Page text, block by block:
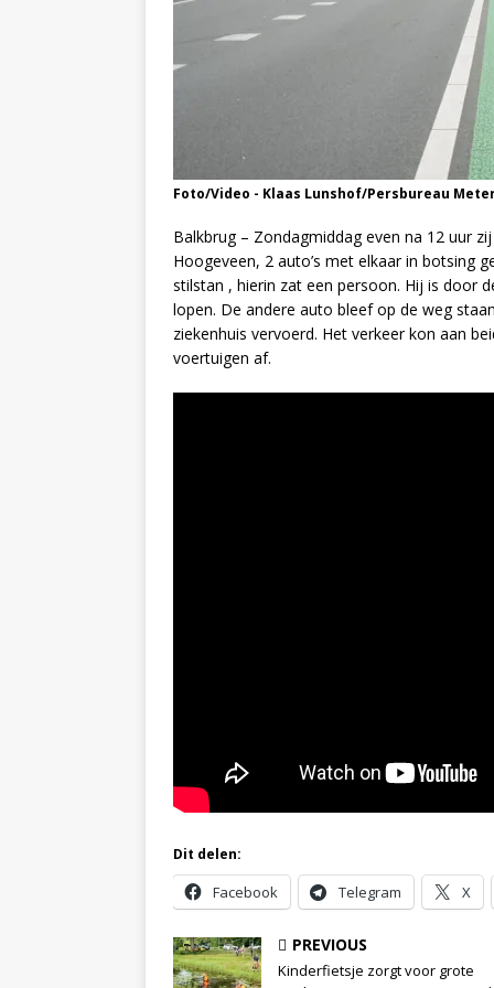
Foto/Video - Klaas Lunshof/Persbureau
Balkbrug – Zondagmiddag even na 12 uur
Hoogeveen, 2 auto’s met elkaar in botsing
stilstan , hierin zat een persoon. Hij is door
lopen. De andere auto bleef op de weg
ziekenhuis vervoerd. Het verkeer kon aan
voertuigen af.
Dit delen:
Facebook Telegram X
PREVIOUS
Kinderfietsje zorgt voor grote